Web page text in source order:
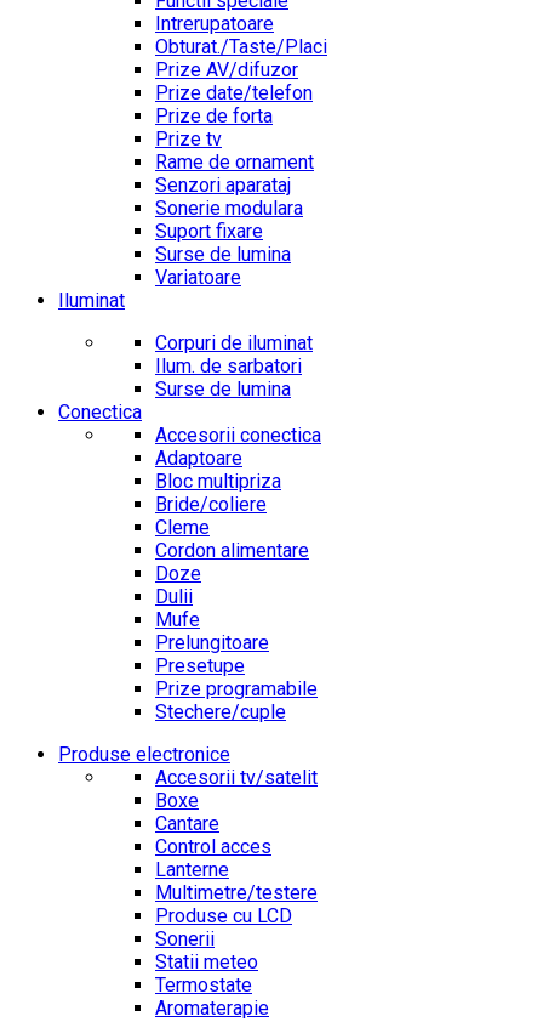
Intrerupatoare
Obturat./Taste/Placi
Prize AV/difuzor
Prize date/telefon
Prize de forta
Prize tv
Rame de ornament
Senzori aparataj
Sonerie modulara
Suport fixare
Surse de lumina
Variatoare
Iluminat
Corpuri de iluminat
Ilum. de sarbatori
Surse de lumina
Conectica
Accesorii conectica
Adaptoare
Bloc multipriza
Bride/coliere
Cleme
Cordon alimentare
Doze
Dulii
Mufe
Prelungitoare
Presetupe
Prize programabile
Stechere/cuple
Produse electronice
Accesorii tv/satelit
Boxe
Cantare
Control acces
Lanterne
Multimetre/testere
Produse cu LCD
Sonerii
Statii meteo
Termostate
Aromaterapie